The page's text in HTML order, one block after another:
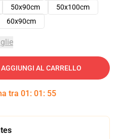
50x90cm
50x100cm
60x90cm
AGGIUNGI AL CARRELLO
tra 01 : 01 : 54